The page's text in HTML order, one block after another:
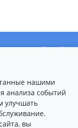
нашими
анализа событий
улучшать
вы